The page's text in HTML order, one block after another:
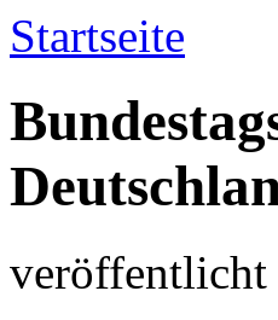
Startseite
veröffentlicht